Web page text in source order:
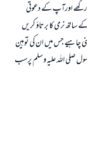
رکھے اورآپ کے دعوتی
نرمی کا برتاؤ کریں
جس میں ان کی توہین
صلی اللہ علیہ وسلم پرسب